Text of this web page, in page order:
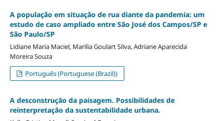
A população em situação de rua diante da pandemia: um
estudo de caso ampliado entre São José dos Campos/SP e
São Paulo/SP
Lidiane Maria Maciel, Marilia Goulart Silva, Adriane Aparecida
Moreira Souza
Português (Portuguese (Brazil))
A desconstrução da paisagem. Possibilidades de
reinterpretação da sustentabilidade urbana.